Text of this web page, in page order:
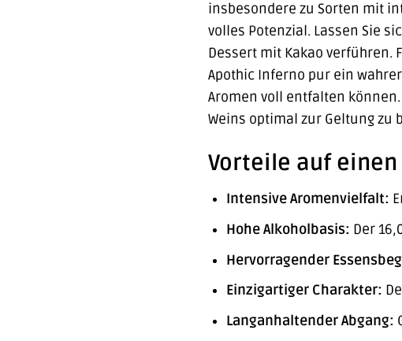
insbesondere zu Sorten mit
volles Potenzial. Lassen Sie
Dessert mit Kakao verführen.
Apothic Inferno pur ein
Aromen voll entfalten können.
Weins optimal zur Geltung zu
Vorteile auf
Intensive Aromenvielfalt:
Hohe Alkoholbasis: Der
Hervorragender
Einzigartiger Charakter:
Langanhaltender Abgang: